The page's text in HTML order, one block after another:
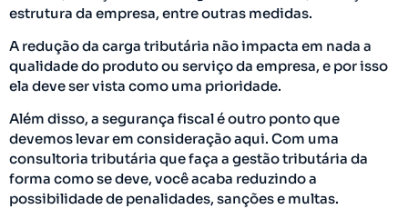
estrutura da empresa, entre outras medidas.
A redução da carga tributária não impacta em nada a
qualidade do produto ou serviço da empresa, e por isso
ela deve ser vista como uma prioridade.
Além disso, a segurança fiscal é outro ponto que
devemos levar em consideração aqui. Com uma
consultoria tributária que faça a gestão tributária da
forma como se deve, você acaba reduzindo a
possibilidade de penalidades, sanções e multas.